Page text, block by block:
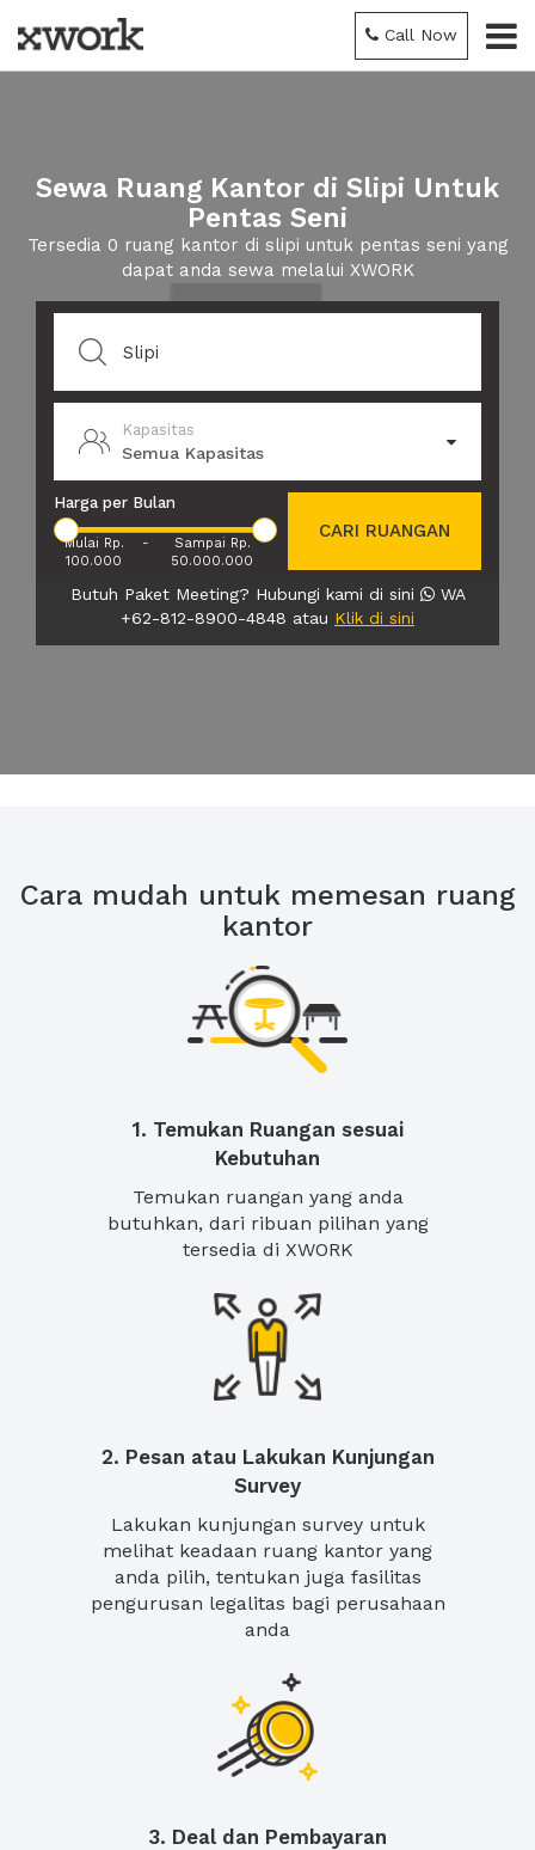
Call Now
Sewa Ruang Kantor di Slipi Untuk
Pentas Seni
Tersedia 0 ruang kantor di slipi untuk pentas seni yang
dapat anda sewa melalui XWORK
Kapasitas
Semua Kapasitas
Harga per Bulan
Mulai Rp.
100.000
-
Sampai Rp.
50.000.000
CARI RUANGAN
Butuh Paket Meeting? Hubungi kami di sini
WA
+62-812-8900-4848 atau Klik di sini
Cara mudah untuk memesan ruang
kantor
1. Temukan Ruangan sesuai
Kebutuhan
Temukan ruangan yang anda
butuhkan, dari ribuan pilihan yang
tersedia di XWORK
2. Pesan atau Lakukan Kunjungan
Survey
Lakukan kunjungan survey untuk
melihat keadaan ruang kantor yang
anda pilih, tentukan juga fasilitas
pengurusan legalitas bagi perusahaan
anda
3. Deal dan Pembayaran